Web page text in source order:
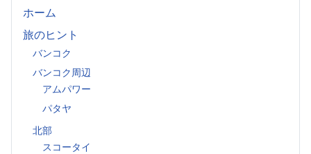
ホーム
旅のヒント
バンコク
バンコク周辺
アムパワー
パタヤ
北部
スコータイ